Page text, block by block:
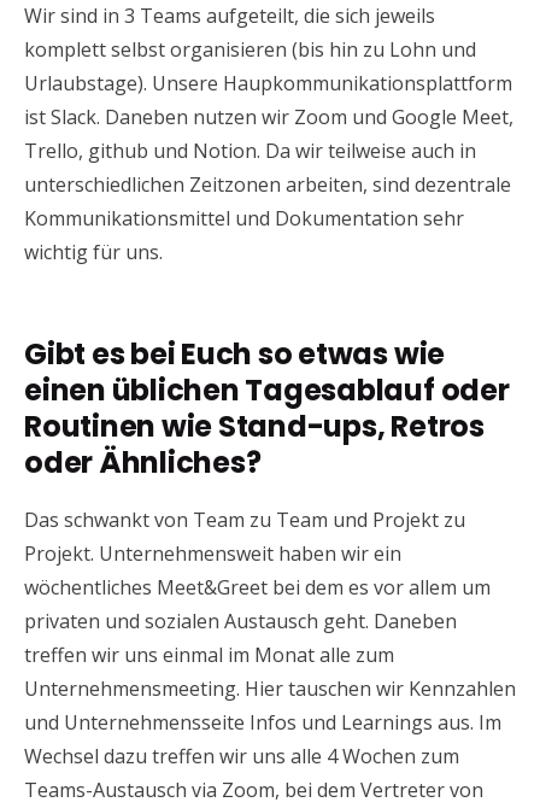
Wir sind in 3 Teams aufgeteilt, die sich jeweils
komplett selbst organisieren (bis hin zu Lohn und
Urlaubstage). Unsere Haupkommunikationsplattform
ist Slack. Daneben nutzen wir Zoom und Google Meet,
Trello, github und Notion. Da wir teilweise auch in
unterschiedlichen Zeitzonen arbeiten, sind dezentrale
Kommunikationsmittel und Dokumentation sehr
wichtig für uns.
Gibt es bei Euch so etwas wie
einen üblichen Tagesablauf oder
Routinen wie Stand-ups, Retros
oder Ähnliches?
Das schwankt von Team zu Team und Projekt zu
Projekt. Unternehmensweit haben wir ein
wöchentliches Meet&Greet bei dem es vor allem um
privaten und sozialen Austausch geht. Daneben
treffen wir uns einmal im Monat alle zum
Unternehmensmeeting. Hier tauschen wir Kennzahlen
und Unternehmensseite Infos und Learnings aus. Im
Wechsel dazu treffen wir uns alle 4 Wochen zum
Teams-Austausch via Zoom, bei dem Vertreter von